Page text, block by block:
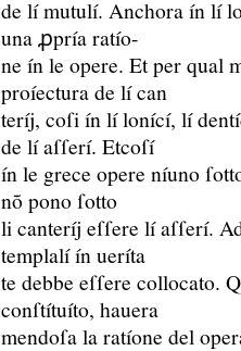
de lí mutulí. Anchora ín lí
una ꝓpría ratío-
ne ín le opere. Et per qual
proíectura de lí can
teríj, coſi ín lí lonící, lí
de lí aſſerí. Etcoſí
ín le grece opere níuno
nõ pono ſotto
li canteríj eſſere lí aſſerí.
templalí ín ueríta
te debbe eſſere collocato.
conſtítuíto, hauera
mendoſa la ratíone del